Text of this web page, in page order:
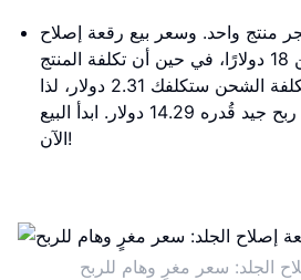
منتج واحد. وسعر بيع رقعة إصلاح
الجلد يبلغ ما يقرب من 18 دولارًا، في حين أن تكلفة المنتج
تبلغ فقط 1.39 دولار. وتُكلفة الشحن ستكلفك 2.31 دولار، لذا
ستحصل على هامش ربح جيد قُدره 14.29 دولار. ابدأ البيع
الآن!
الجلد: سعر مغرٍ وهام للربح